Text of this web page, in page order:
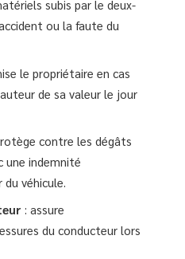
subis par le deux-
ou la faute du
le propriétaire en cas
de sa valeur le jour
contre les dégâts
une indemnité
véhicule.
: assure
du conducteur lors